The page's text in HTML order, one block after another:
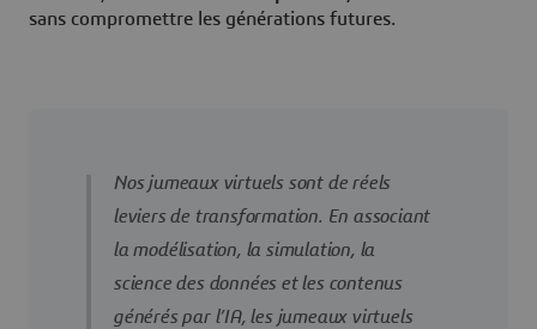
sans compromettre les générations futures.
Nos jumeaux virtuels sont de réels
leviers de transformation. En associant
la modélisation, la simulation, la
science des données et les contenus
générés par l’IA, les jumeaux virtuels